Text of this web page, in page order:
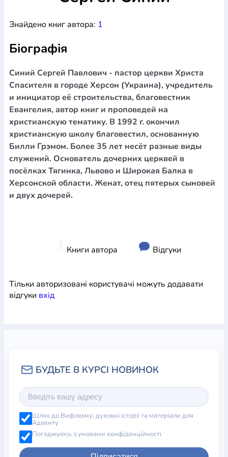
Шлюб і сім`яЮдаїзм
ПеріодикаАудіо Ручки кулькові
БлокнотиЩоденники / щотижневики
Навчальні мапи Шкіряні виробиМагнітиМеталеві
виробиМіні-лампи НаклейкиНастільні ігриПакети
подарунковіПлакатиПластмасові виробиХустки
Подарункові картки Розвиваючі ігриРепринти
Фотокартини Чохли на Библії
Календарі
Канцелярскі товари
Комп`ютерні ігри
Листівки Сувенирна продукціяГодинникиПазли
Книга в комплекті
За додатковою інформацією дзвоніть за номером:
(097) 880-6379
Знайдено книг автора: 1
Біографія
Синий Сергей Павлович - пастор церкви Христа
Спасителя в городе Херсон (Украина), учредитель
и инициатор её строительства, благовестник
Евангелия, автор книг и проповедей на
христианскую тематику. В 1992 г. окончил
христианскую школу благовестил, основанную
Билли Грэмом. Более 35 лет несёт разные виды
служений. Основатель дочерних церквей в
посёлках Тягинка, Львово и Широкая Балка в
Херсонской области. Женат, отец пятерых сыновей
и двух дочерей.
Книги автора Відгуки
Тільки авторизовані користувачі можуть додавати
відгуки вхiд
Шлях до Вифлеєму: духовні історії та матеріали для
Адвенту
Погоджуюсь з умовами конфіденційності